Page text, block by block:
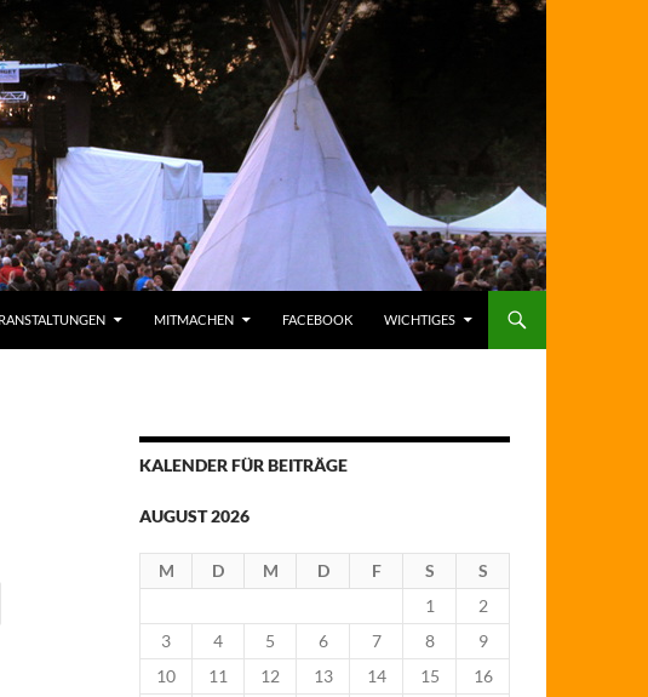
MITMACHEN FACEBOOK WICHTIGES
KALENDER FÜR BEITRÄGE
AUGUST 2026
M D M D F S
S
1
2
3
4 5 6 7 8
9
10
11 12 13 14 15
16